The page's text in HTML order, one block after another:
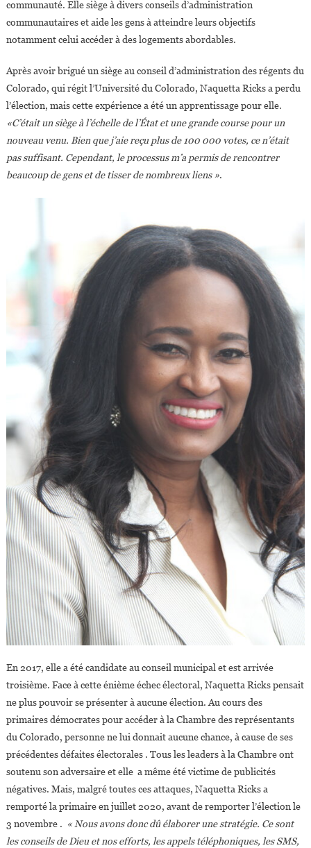
communauté. Elle siège à divers conseils d’administration
communautaires et aide les gens à atteindre leurs objectifs
notamment celui accéder à des logements abordables.
Après avoir brigué un siège au conseil d’administration des régents du
Colorado, qui régit l’Université du Colorado, Naquetta Ricks a perdu
l’élection, mais cette expérience a été un apprentissage pour elle.
«C’était un siège à l’échelle de l’État et une grande course pour un
nouveau venu. Bien que j’aie reçu plus de 100 000 votes, ce n’était
pas suffisant. Cependant, le processus m’a permis de rencontrer
beaucoup de gens et de tisser de nombreux liens ».
En 2017, elle a été candidate au conseil municipal et est arrivée
troisième. Face à cette énième échec électoral, Naquetta Ricks pensait
ne plus pouvoir se présenter à aucune élection. Au cours des
primaires démocrates pour accéder à la Chambre des représentants
du Colorado, personne ne lui donnait aucune chance, à cause de ses
précédentes défaites électorales . Tous les leaders à la Chambre ont
soutenu son adversaire et elle a même été victime de publicités
négatives. Mais, malgré toutes ces attaques, Naquetta Ricks a
remporté la primaire en juillet 2020, avant de remporter l’élection le
3 novembre . « Nous avons donc dû élaborer une stratégie. Ce sont
les conseils de Dieu et nos efforts, les appels téléphoniques, les SMS,